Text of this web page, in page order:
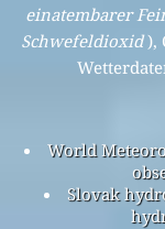
einatembarer
Schwefeldioxid),
World
Slovak